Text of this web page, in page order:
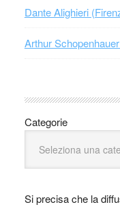
Dante Alighieri
Arthur
Categorie
Si precisa che la